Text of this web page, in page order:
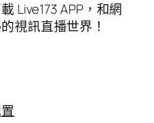
Live173 APP，和網
視訊直播世界！